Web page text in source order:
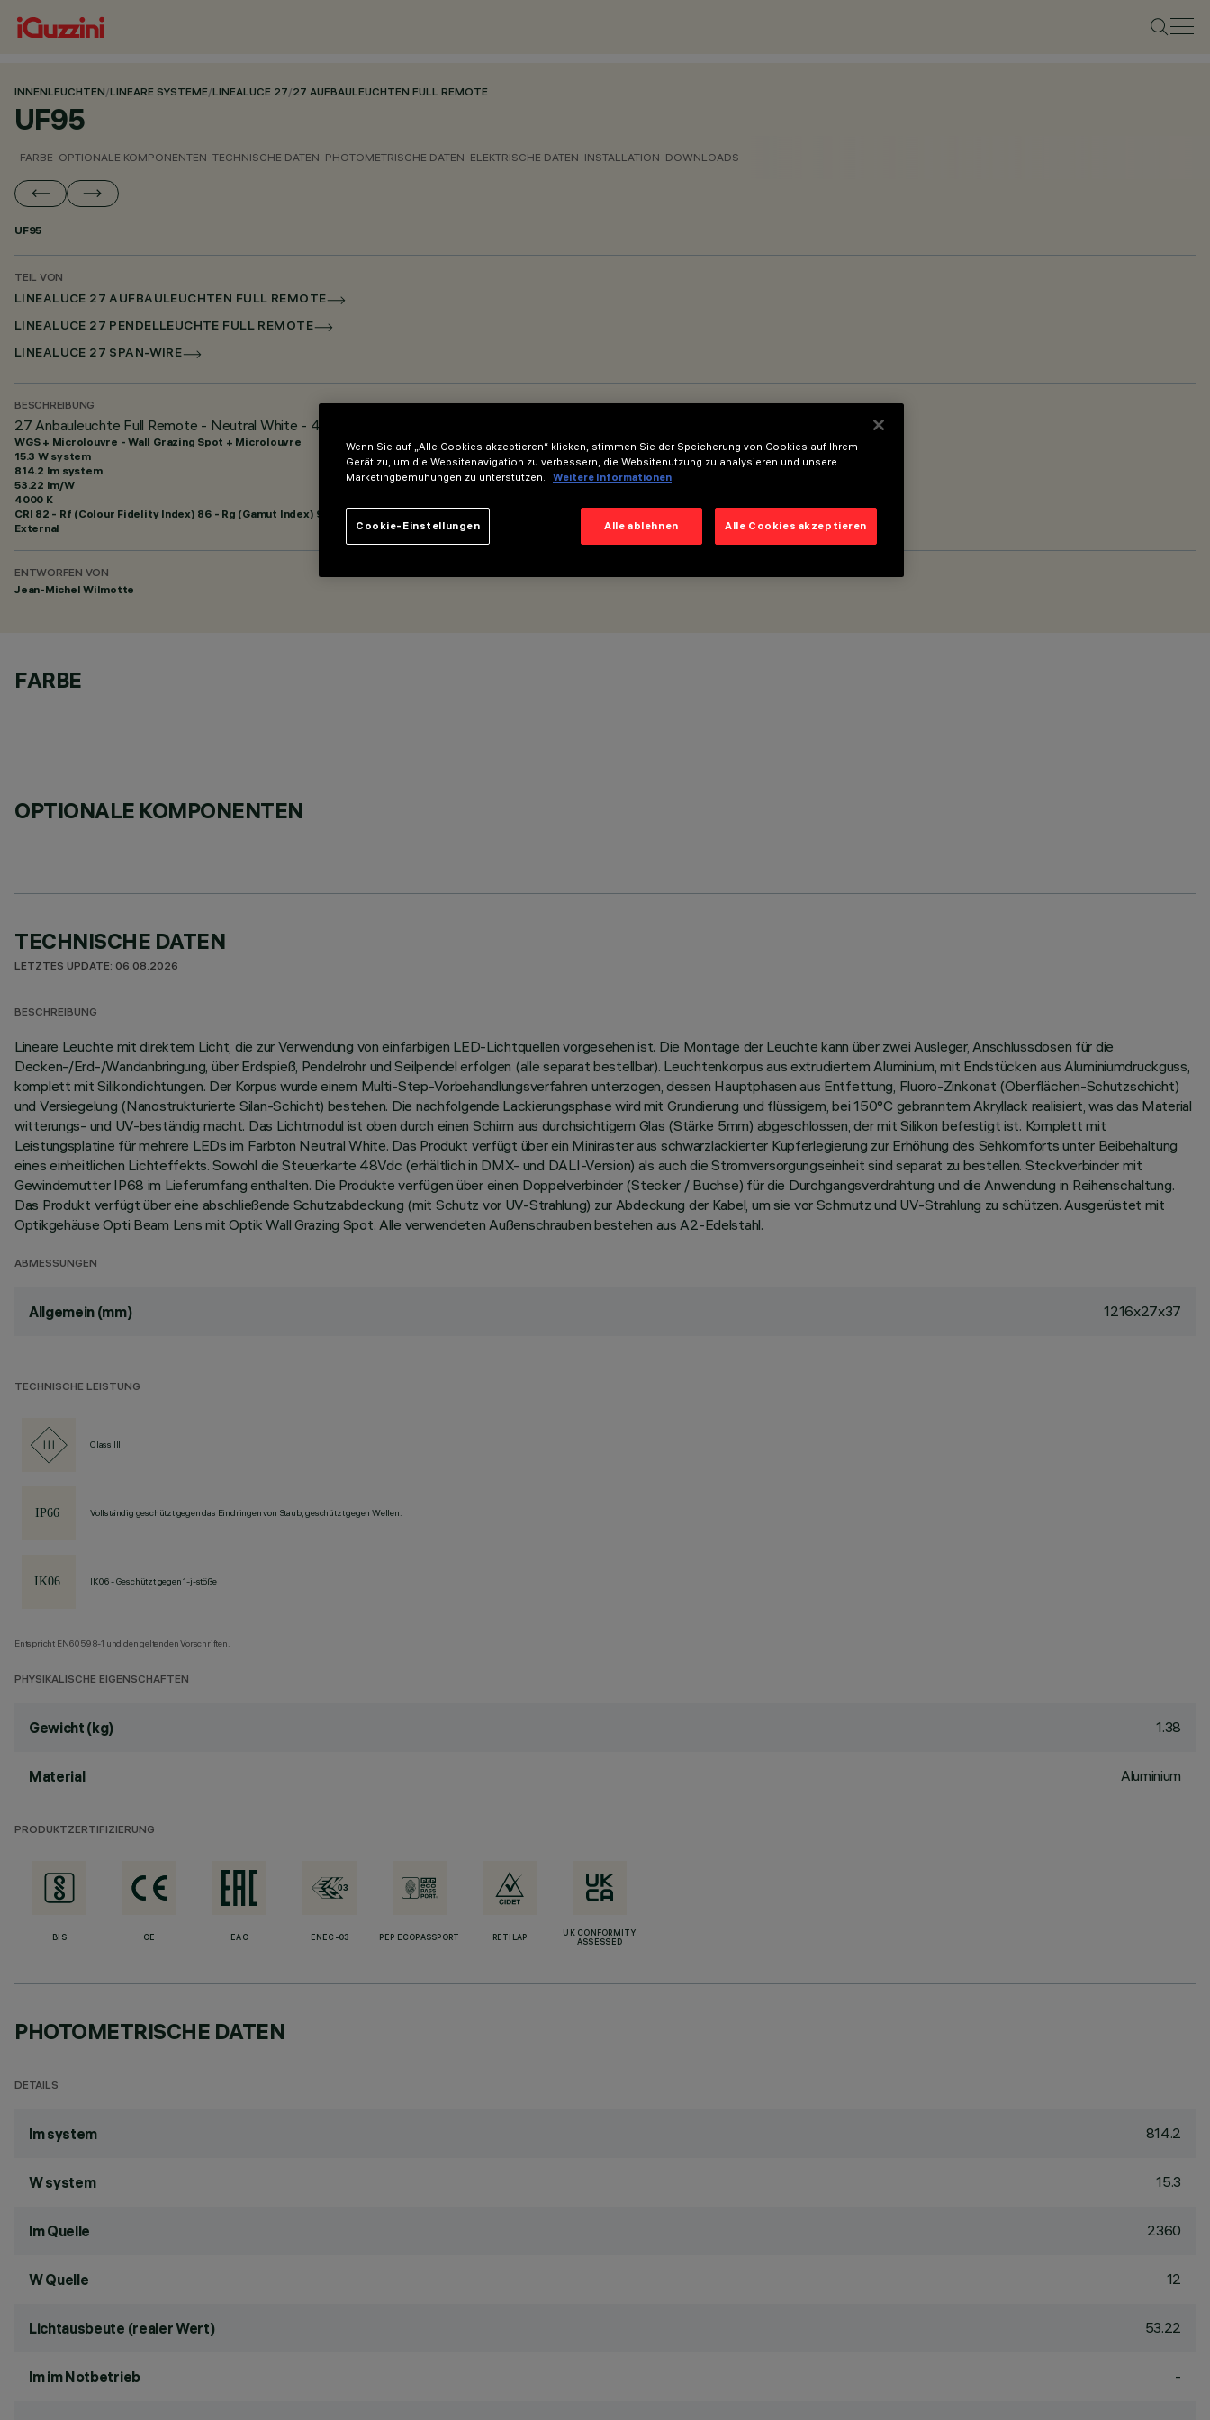
INNENLEUCHTEN/LINEARE SYSTEME/LINEALUCE 27/27 AUFBAULEUCHTEN FULL REMOTE
UF95
FARBE OPTIONALE KOMPONENTEN TECHNISCHE DATEN PHOTOMETRISCHE DATEN ELEKTRISCHE DATEN INSTALLATION DOWNLOADS
UF95
TEIL VON
LINEALUCE 27 AUFBAULEUCHTEN FULL REMOTE
LINEALUCE 27 PENDELLEUCHTE FULL REMOTE
LINEALUCE 27 SPAN-WIRE
BESCHREIBUNG
27 Anbauleuchte Full Remote - Neutral White - 48Vdc - L=1216mm - Optik Wall Grazing Spot - Mikroraster
WGS + Microlouvre - Wall Grazing Spot + Microlouvre
15.3 W system
814.2 lm system
53.22 lm/W
4000 K
CRI 82 - Rf (Colour Fidelity Index) 86 - Rg (Gamut Index) 95
External
ENTWORFEN VON
Jean-Michel Wilmotte
FARBE
OPTIONALE KOMPONENTEN
TECHNISCHE DATEN
LETZTES UPDATE: 06.08.2026
BESCHREIBUNG
Lineare Leuchte mit direktem Licht, die zur Verwendung von einfarbigen LED-Lichtquellen vorgesehen ist. Die Montage der Leuchte kann über zwei Ausleger, Anschlussdosen für die
Decken-/Erd-/Wandanbringung, über Erdspieß, Pendelrohr und Seilpendel erfolgen (alle separat bestellbar). Leuchtenkorpus aus extrudiertem Aluminium, mit Endstücken aus Aluminiumdruckguss,
komplett mit Silikondichtungen. Der Korpus wurde einem Multi-Step-Vorbehandlungsverfahren unterzogen, dessen Hauptphasen aus Entfettung, Fluoro-Zinkonat (Oberflächen-Schutzschicht)
und Versiegelung (Nanostrukturierte Silan-Schicht) bestehen. Die nachfolgende Lackierungsphase wird mit Grundierung und flüssigem, bei 150°C gebranntem Akryllack realisiert, was das Material
witterungs- und UV-beständig macht. Das Lichtmodul ist oben durch einen Schirm aus durchsichtigem Glas (Stärke 5mm) abgeschlossen, der mit Silikon befestigt ist. Komplett mit
Leistungsplatine für mehrere LEDs im Farbton Neutral White. Das Produkt verfügt über ein Miniraster aus schwarzlackierter Kupferlegierung zur Erhöhung des Sehkomforts unter Beibehaltung
eines einheitlichen Lichteffekts. Sowohl die Steuerkarte 48Vdc (erhältlich in DMX- und DALI-Version) als auch die Stromversorgungseinheit sind separat zu bestellen. Steckverbinder mit
Gewindemutter IP68 im Lieferumfang enthalten. Die Produkte verfügen über einen Doppelverbinder (Stecker / Buchse) für die Durchgangsverdrahtung und die Anwendung in Reihenschaltung.
Das Produkt verfügt über eine abschließende Schutzabdeckung (mit Schutz vor UV-Strahlung) zur Abdeckung der Kabel, um sie vor Schmutz und UV-Strahlung zu schützen. Ausgerüstet mit
Optikgehäuse Opti Beam Lens mit Optik Wall Grazing Spot. Alle verwendeten Außenschrauben bestehen aus A2-Edelstahl.
ABMESSUNGEN
Allgemein (mm) 1216x27x37
TECHNISCHE LEISTUNG
Class III
Vollständig geschützt gegen das Eindringen von Staub, geschützt gegen Wellen.
IK06 - Geschützt gegen 1-j-stöße
Entspricht EN60598-1 und den geltenden Vorschriften.
PHYSIKALISCHE EIGENSCHAFTEN
Gewicht (kg) 1.38
Material Aluminium
PRODUKTZERTIFIZIERUNG
BIS CE EAC ENEC-03 PEP ECOPASSPORT RETILAP
UK CONFORMITY
ASSESSED
PHOTOMETRISCHE DATEN
DETAILS
lm system 814.2
W system 15.3
lm Quelle 2360
W Quelle 12
Lichtausbeute (realer Wert) 53.22
lm im Notbetrieb -
Wenn Sie auf „Alle Cookies akzeptieren“ klicken, stimmen Sie der Speicherung von Cookies auf Ihrem
Gerät zu, um die Websitenavigation zu verbessern, die Websitenutzung zu analysieren und unsere
Marketingbemühungen zu unterstützen.
Weitere Informationen
Alle ablehnen Alle Cookies akzeptieren
Cookie-Einstellungen